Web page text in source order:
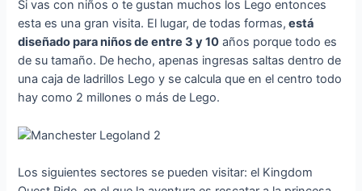
Si vas con niños o te gustan muchos los Lego entonces
esta es una gran visita. El lugar, de todas formas, está
diseñado para niños de entre 3 y 10 años porque todo es
de su tamaño. De hecho, apenas ingresas saltas dentro de
una caja de ladrillos Lego y se calcula que en el centro todo
hay como 2 millones o más de Lego.
Los siguientes sectores se pueden visitar: el Kingdom